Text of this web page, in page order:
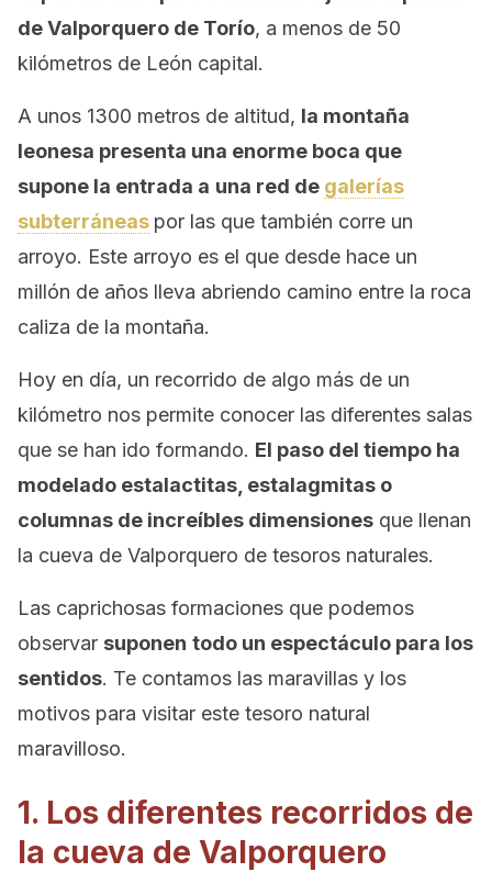
de Valporquero de Torío, a menos de 50
kilómetros de León capital.
A unos 1300 metros de altitud, la montaña
leonesa presenta una enorme boca que
supone la entrada a una red de galerías
subterráneas por las que también corre un
arroyo. Este arroyo es el que desde hace un
millón de años lleva abriendo camino entre la roca
caliza de la montaña.
Hoy en día, un recorrido de algo más de un
kilómetro nos permite conocer las diferentes salas
que se han ido formando. El paso del tiempo ha
modelado estalactitas, estalagmitas o
columnas de increíbles dimensiones que llenan
la cueva de Valporquero de tesoros naturales.
Las caprichosas formaciones que podemos
observar suponen todo un espectáculo para los
sentidos. Te contamos las maravillas y los
motivos para visitar este tesoro natural
maravilloso.
1. Los diferentes recorridos de
la cueva de Valporquero